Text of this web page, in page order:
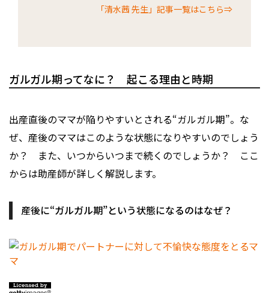
「清水茜 先生」記事一覧はこちら⇒
ガルガル期ってなに？ 起こる理由と時期
出産直後のママが陥りやすいとされる“ガルガル期”。な
ぜ、産後のママはこのような状態になりやすいのでしょう
か？ また、いつからいつまで続くのでしょうか？ ここ
からは助産師が詳しく解説します。
産後に“ガルガル期”という状態になるのはなぜ？